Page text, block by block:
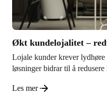
Økt kundelojalitet –
Lojale kunder krever
løsninger bidrar til å
Les mer